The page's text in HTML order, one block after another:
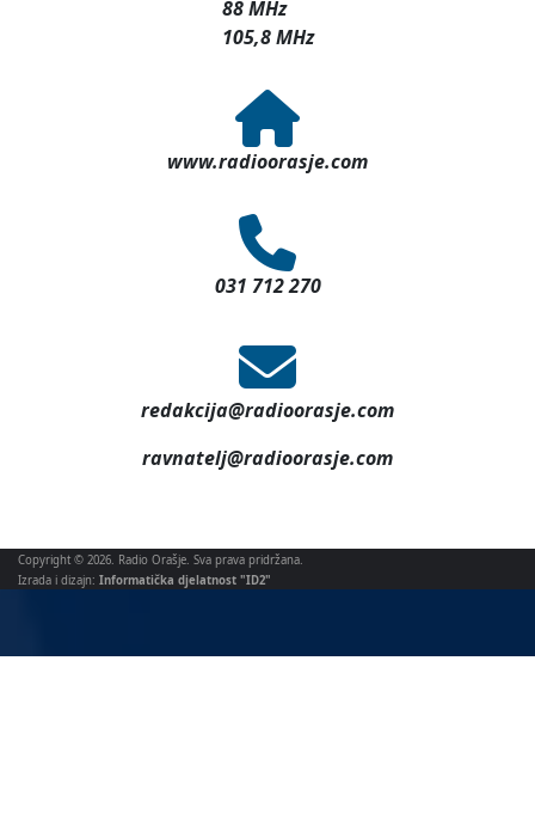
88 MHz
105,8 MHz
www.radioorasje.com
031 712 270
redakcija@radioorasje.com
ravnatelj@radioorasje.com
Copyright © 2026. Radio Orašje. Sva prava pridržana.
Izrada i dizajn: Informatička djelatnost "ID2"